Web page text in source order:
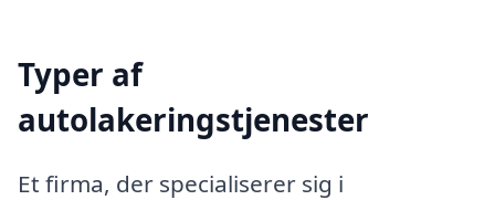
Typer af
autolakeringstjenester
Et firma, der specialiserer sig i